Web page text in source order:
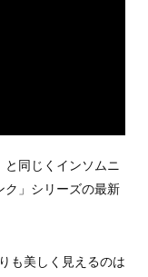
と同じくインソムニ
ク」シリーズの最新
も美しく見えるのは